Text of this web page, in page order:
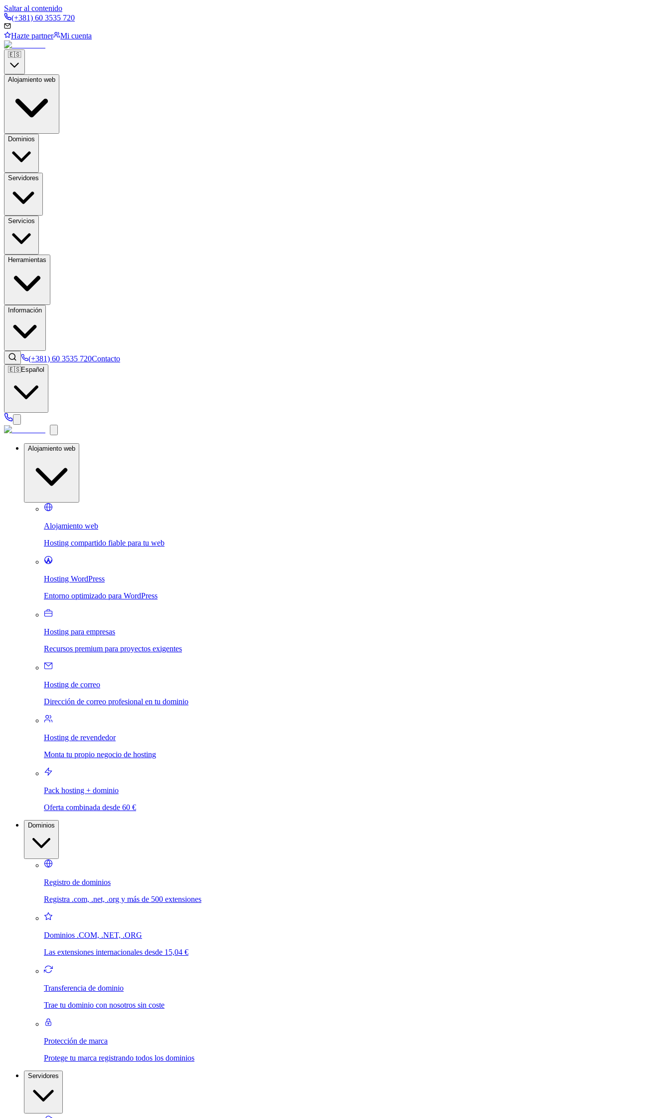
Saltar al contenido
(+381) 60 3535 720
Hazte partner Mi cuenta
🇪🇸
Alojamiento web
Dominios
Servidores
Servicios
Herramientas
Información
(+381) 60 3535 720Contacto
🇪🇸Español
Alojamiento web
Alojamiento web
Hosting compartido fiable para tu web
Hosting WordPress
Entorno optimizado para WordPress
Hosting para empresas
Recursos premium para proyectos exigentes
Hosting de correo
Dirección de correo profesional en tu dominio
Hosting de revendedor
Monta tu propio negocio de hosting
Pack hosting + dominio
Oferta combinada desde 60 €
Dominios
Registro de dominios
Registra .com, .net, .org y más de 500 extensiones
Dominios .COM, .NET, .ORG
Las extensiones internacionales desde 15,04 €
Transferencia de dominio
Trae tu dominio con nosotros sin coste
Protección de marca
Protege tu marca registrando todos los dominios
Servidores